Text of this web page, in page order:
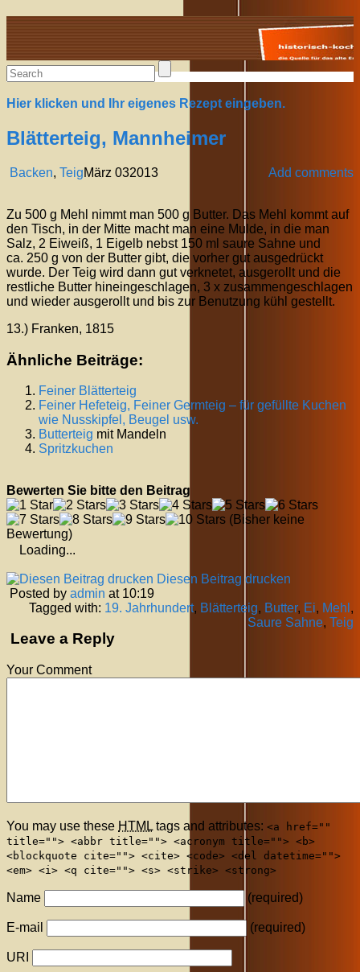
Alte Rezepte online
Hier klicken und Ihr eigenes Rezept eingeben.
Blätterteig, Mannheimer
Backen, Teig Add comments
März 032013
Zu 500 g Mehl nimmt man 500 g Butter. Das Mehl kommt auf
den Tisch, in der Mitte macht man eine Mulde, in die man
Salz, 2 Eiweiß, 1 Eigelb nebst 150 ml saure Sahne und
ca. 250 g von der Butter gibt, die vorher gut ausgedrückt
wurde. Der Teig wird dann gut verknetet, ausgerollt und die
restliche Butter hineingeschlagen, 3 x zusammengeschlagen
und wieder ausgerollt und bis zur Benutzung kühl gestellt.
13.) Franken, 1815
Ähnliche Beiträge:
Feiner Blätterteig
Feiner Hefeteig, Feiner Germteig – für gefüllte Kuchen
wie Nusskipfel, Beugel usw.
Butterteig mit Mandeln
Spritzkuchen
Bewerten Sie bitte den Beitrag
(Bisher keine
Bewertung)
Loading...
Diesen Beitrag drucken
Posted by admin at 10:19
Tagged with: 19. Jahrhundert, Blätterteig, Butter, Ei, Mehl ,
Saure Sahne, Teig
Leave a Reply
Your Comment
You may use these HTML tags and attributes: <a href=""
title=""> <abbr title=""> <acronym title=""> <b>
<blockquote cite=""> <cite> <code> <del datetime="">
<em> <i> <q cite=""> <s> <strike> <strong>
Name (required)
E-mail (required)
URI